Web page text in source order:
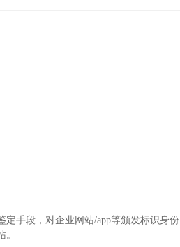
定手段，对企业网站/app等颁发标识身份